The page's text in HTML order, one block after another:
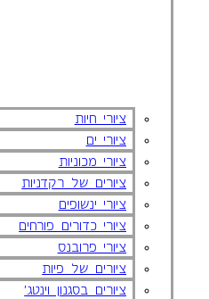
ציורי חיות
ציורי ים
ציורי מכוניות
ציורים של רקדניות
ציורי ינשופים
ציורי כדורים פורחים
ציורי פרובנס
ציורים של פיות
ציורים בסגנון וינטג'